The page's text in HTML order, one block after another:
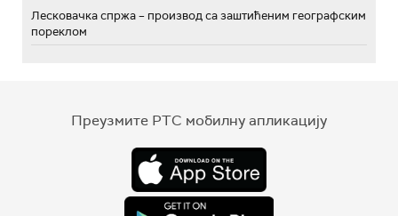
Лесковачка спржа – производ са заштићеним географским
пореклом
Преузмите РТС мобилну апликацију